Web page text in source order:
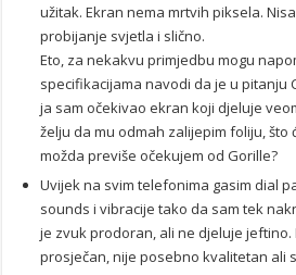
užitak. Ekran nema mrtvih piksela.
probijanje svjetla i slično.
Eto, za nekakvu primjedbu mogu
specifikacijama navodi da je u pitanju
ja sam očekivao ekran koji djeluje
želju da mu odmah zalijepim foliju, što
možda previše očekujem od Gorille?
Uvijek na svim telefonima gasim dial
sounds i vibracije tako da sam tek
je zvuk prodoran, ali ne djeluje jeftino.
prosječan, nije posebno kvalitetan ali